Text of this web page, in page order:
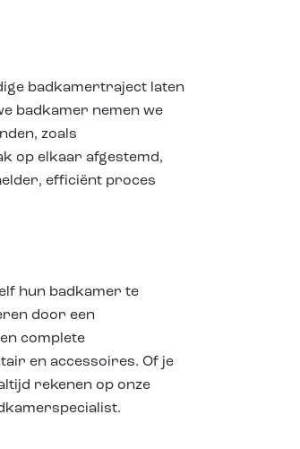
badkamertraject laten
badkamer nemen we
zoals
op elkaar afgestemd,
efficiënt proces
hun badkamer te
door een
complete
en accessoires. Of je
rekenen op onze